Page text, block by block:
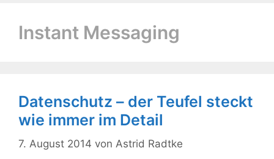
Instant Messaging
Datenschutz – der Teufel steckt
wie immer im Detail
7. August 2014 von Astrid Radtke